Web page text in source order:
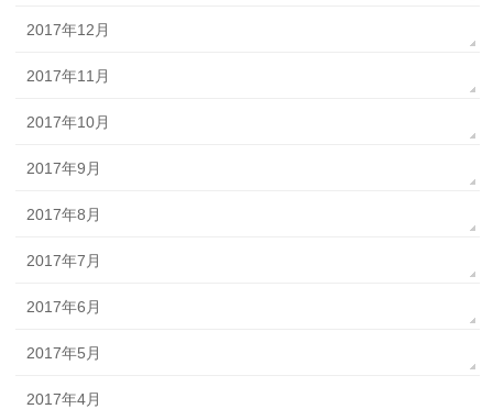
2017年12月
2017年11月
2017年10月
2017年9月
2017年8月
2017年7月
2017年6月
2017年5月
2017年4月